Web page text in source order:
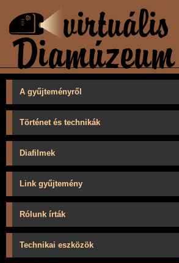
A gyűjteményről
Történet és technikák
Diafilmek
Link gyűjtemény
Rólunk írták
Technikai eszközök